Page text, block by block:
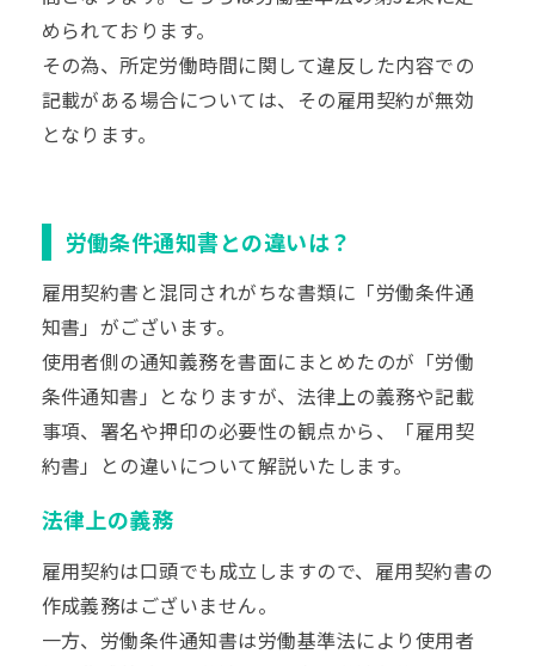
められております。
その為、所定労働時間に関して違反した内容での
記載がある場合については、その雇用契約が無効
となります。
労働条件通知書との違いは？
雇用契約書と混同されがちな書類に「労働条件通
知書」がございます。
使用者側の通知義務を書面にまとめたのが「労働
条件通知書」となりますが、法律上の義務や記載
事項、署名や押印の必要性の観点から、「雇用契
約書」との違いについて解説いたします。
法律上の義務
雇用契約は口頭でも成立しますので、雇用契約書の
作成義務はございません。
一方、労働条件通知書は労働基準法により使用者